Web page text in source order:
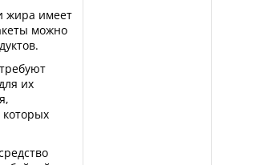
жира имеет
можно
их
которых